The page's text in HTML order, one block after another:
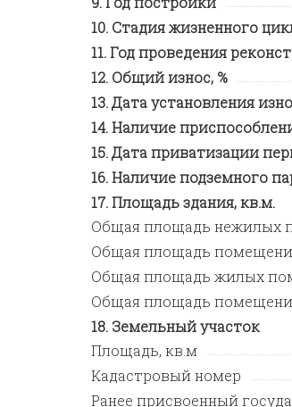
Стадия жизненного
Год проведения
Общий износ, %
Дата установления
Наличие
Дата приватизации
Наличие подземного
Площадь здания, кв.м.
Общая площадь нежилых
Общая площадь
Общая площадь жилых
Общая площадь
Земельный участок
Площадь, кв.м
Кадастровый номер
Ранее присвоенный